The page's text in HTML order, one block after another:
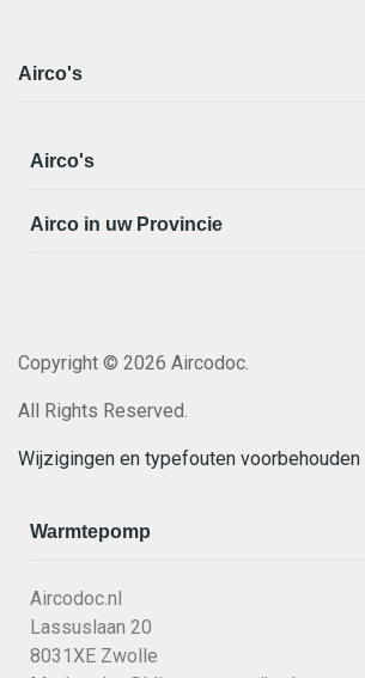
Airco's
Airco's
Airco in uw Provincie
Copyright © 2026 Aircodoc.
All Rights Reserved.
Wijzigingen en typefouten voorbehouden
Warmtepomp
Aircodoc.nl
Lassuslaan 20
8031XE Zwolle